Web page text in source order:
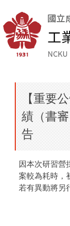
到
主
要
【重要
績（書
告
因本次研習營
案較為耗時，
若有異動將另